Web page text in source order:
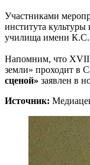
Участниками
института
училища имени К.С.
Напомним, что XVII
земли» проходит в
сценой» заявлен в
Источник: